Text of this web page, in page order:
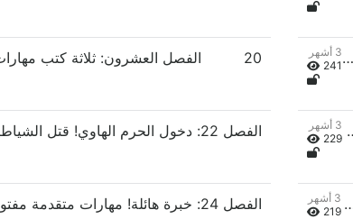
الفصل 19: عنصر أسطوري! انطلق إلى عالم الهاوية! مواد عالية الجودة!3 أشهر
241
20
على وشك النهوض! 3 أشهر
229
الفصل 22: دخول الحرم الهاوي! قتل الشياطين!
تم إكمال المهمة من الدرجة الثانية! 3 أشهر
219
الفصل 24: خبرة هائلة! مهارات متقدمة مفتوحة!